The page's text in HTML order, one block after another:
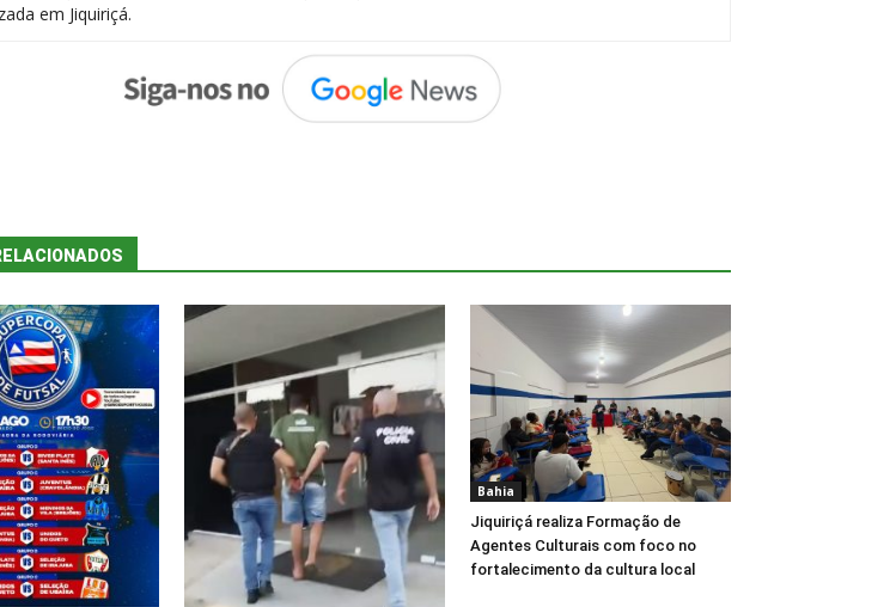
em Jiquiriçá.
Bahia
Jiquiriçá realiza Formação de
Agentes Culturais com foco no
fortalecimento da cultura local